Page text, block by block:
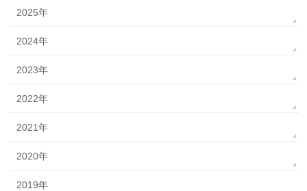
2025年
2024年
2023年
2022年
2021年
2020年
2019年